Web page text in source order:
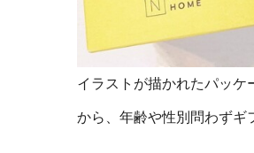
イラストが描かれたパッケ
から、年齢や性別問わずギ